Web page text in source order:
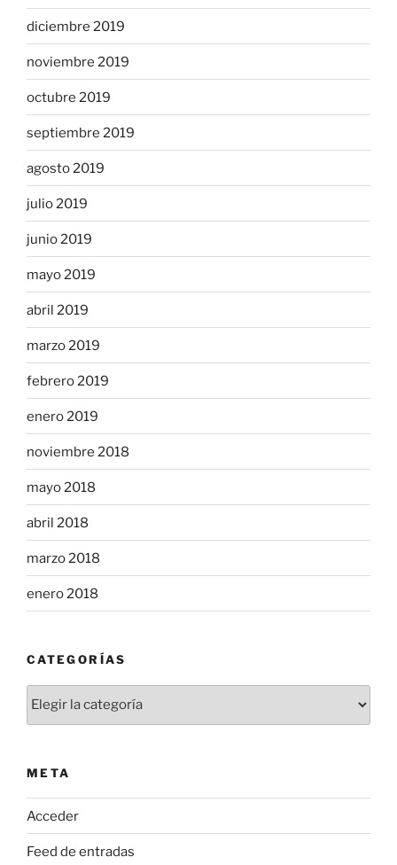
diciembre 2019
noviembre 2019
octubre 2019
septiembre 2019
agosto 2019
julio 2019
junio 2019
mayo 2019
abril 2019
marzo 2019
febrero 2019
enero 2019
noviembre 2018
mayo 2018
abril 2018
marzo 2018
enero 2018
CATEGORÍAS
META
Acceder
Feed de entradas